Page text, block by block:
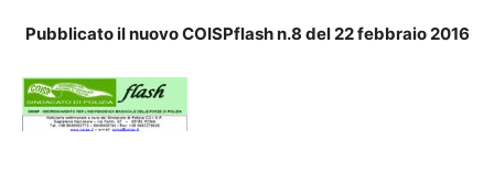
Pubblicato il nuovo COISPflash n.8 del 22 febbraio 2016